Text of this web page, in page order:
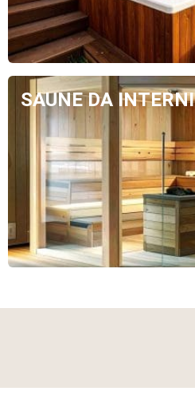
SAUNE DA INTERNI